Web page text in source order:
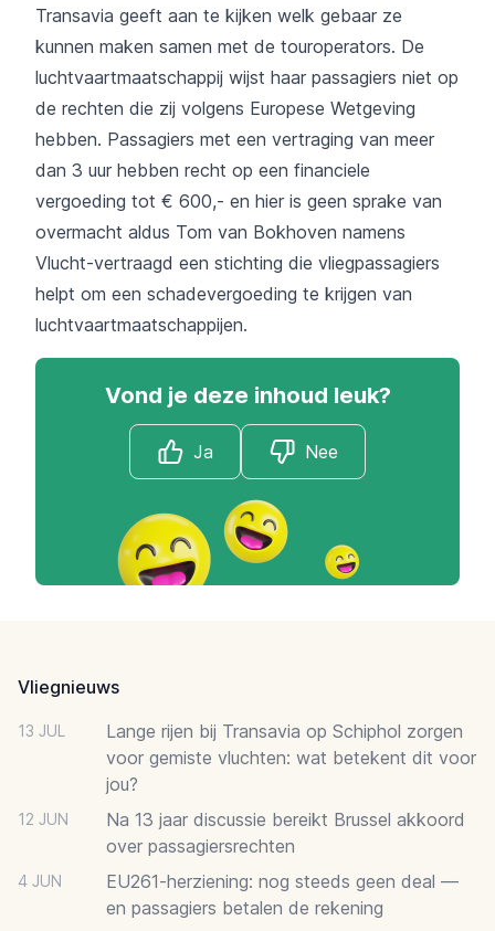
Transavia geeft aan te kijken welk gebaar ze
kunnen maken samen met de touroperators. De
luchtvaartmaatschappij wijst haar passagiers niet op
de rechten die zij volgens Europese Wetgeving
hebben. Passagiers met een vertraging van meer
dan 3 uur hebben recht op een financiele
vergoeding tot € 600,- en hier is geen sprake van
overmacht aldus Tom van Bokhoven namens
Vlucht-vertraagd een stichting die vliegpassagiers
helpt om een schadevergoeding te krijgen van
luchtvaartmaatschappijen.
Vond je deze inhoud leuk?
Ja Nee
Vliegnieuws
13 JUL
Lange rijen bij Transavia op Schiphol zorgen
voor gemiste vluchten: wat betekent dit voor
jou?
12 JUN
Na 13 jaar discussie bereikt Brussel akkoord
over passagiersrechten
4 JUN
EU261-herziening: nog steeds geen deal —
en passagiers betalen de rekening